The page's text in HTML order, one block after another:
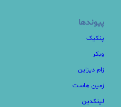
پیوندها
پنکیک
وبکر
زام دیزاین
زمین هاست
لینکدین